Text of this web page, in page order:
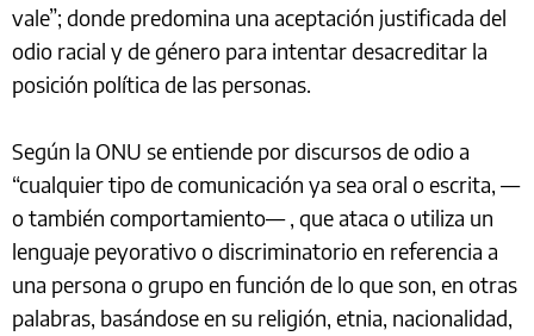
vale”; donde predomina una aceptación justificada del
odio racial y de género para intentar desacreditar la
posición política de las personas.
Según la ONU se entiende por discursos de odio a
“cualquier tipo de comunicación ya sea oral o escrita, —
o también comportamiento— , que ataca o utiliza un
lenguaje peyorativo o discriminatorio en referencia a
una persona o grupo en función de lo que son, en otras
palabras, basándose en su religión, etnia, nacionalidad,